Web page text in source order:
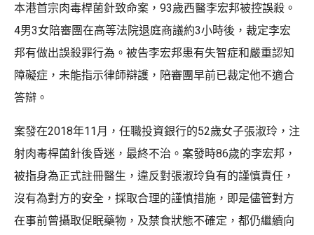
本港首宗肉毒桿菌針致命案，93歲西醫李宏邦被控誤殺。
4男3女陪審團在高等法院退庭商議約3小時後，裁定李宏
邦有做出誤殺罪行為。被告李宏邦患有失智症和嚴重認知
障礙症，未能指示律師辯護，陪審團早前已裁定他不適合
答辯。
案發在2018年11月，任職投資銀行的52歲女子張淑玲，注
射肉毒桿菌針後昏迷，最終不治。案發時86歲的李宏邦，
被指身為正式註冊醫生，違反對張淑玲負有的謹慎責任，
沒有為對方的安全，採取合理的謹慎措施，即是儘管對方
在事前曾攝取促眠藥物，及禁食狀態不確定，都仍繼續向